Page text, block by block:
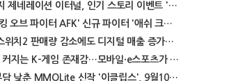
SD건담 지 제네레이션 이터널, 인기 스토리 이벤트 '라크로아의 용사' 재개최
넷마블, '킹 오브 파이터 AFK' 신규 파이터 '애쉬 크림존' 업데이트
닌텐도, 스위치2 판매량 감소에도 디지털 매출 증가로 영익 급증
사우디서 커지는 K-게임 존재감…모바일·e스포츠가 이끌었다
플레이 부담 낮춘 MMOLite 신작 '이클립스', 9월10일 출격